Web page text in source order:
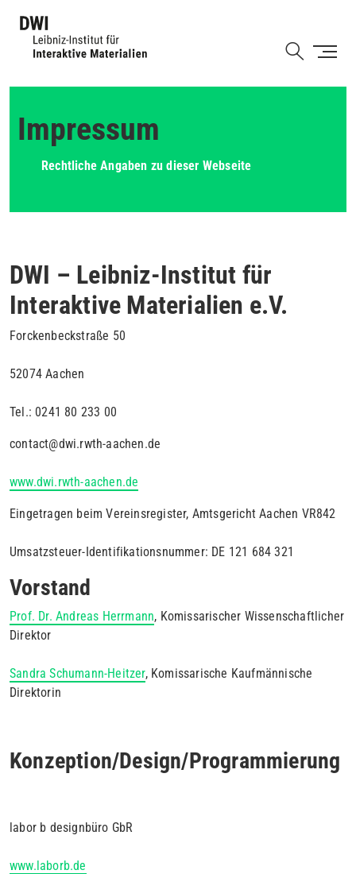
Impressum
Rechtliche Angaben zu dieser Webseite
DWI – Leibniz-Institut für
Interaktive Materialien e.V.
Forckenbeckstraße 50
52074 Aachen
Tel.: 0241 80 233 00
contact@dwi.rwth-aachen.de
www.dwi.rwth-aachen.de
Eingetragen beim Vereinsregister, Amtsgericht Aachen VR842
Umsatzsteuer-Identifikationsnummer: DE 121 684 321
Vorstand
Prof. Dr. Andreas Herrmann, Komissarischer Wissenschaftlicher
Direktor
Sandra Schumann-Heitzer, Komissarische Kaufmännische
Direktorin
Konzeption/Design/Programmierung
labor b designbüro GbR
www.laborb.de